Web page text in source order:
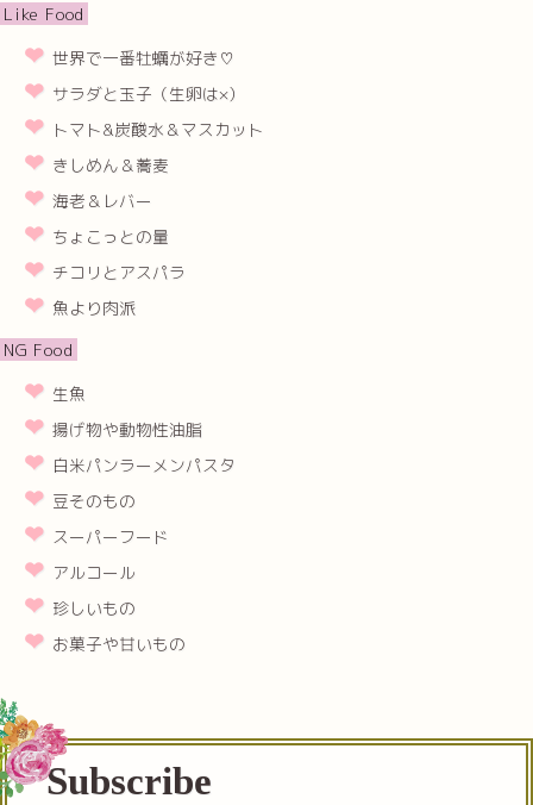
Like Food
世界で一番牡蠣が好き♡
サラダと玉子（生卵は×）
トマト&炭酸水＆マスカット
きしめん＆蕎麦
海老＆レバー
ちょこっとの量
チコリとアスパラ
魚より肉派
NG Food
生魚
揚げ物や動物性油脂
白米パンラーメンパスタ
豆そのもの
スーパーフード
アルコール
珍しいもの
お菓子や甘いもの
Subscribe